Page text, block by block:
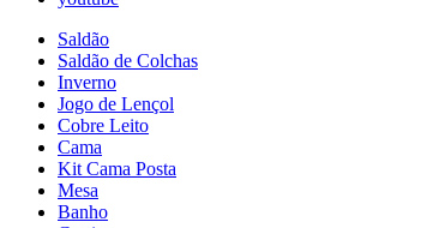
Saldão
Saldão de Colchas
Inverno
Jogo de Lençol
Cobre Leito
Cama
Kit Cama Posta
Mesa
Banho